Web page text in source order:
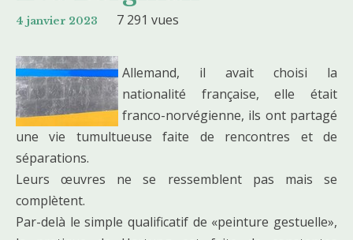
4 janvier 2023 7 291 vues
Allemand, il avait choisi la
nationalité française, elle était
franco-norvégienne, ils ont partagé
une vie tumultueuse faite de rencontres et de
séparations.
Leurs œuvres ne se ressemblent pas mais se
complètent.
Par-delà le simple qualificatif de «peinture gestuelle»,